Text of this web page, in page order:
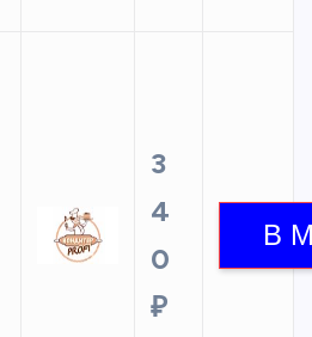
3
4
0
₽